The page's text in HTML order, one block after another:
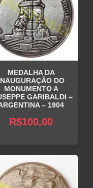
MEDALHA DA
DO
MONUMENTO A
GARIBALDI –
– 1904
R$100,00